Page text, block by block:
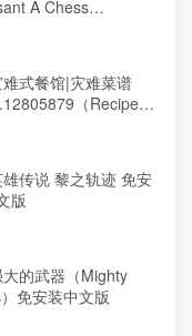
A Chess
难式餐馆|灾难菜谱
（Recipe
传说 黎之轨迹 免安
版
大的武器（Mighty
免安装中文版